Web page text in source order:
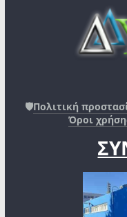
🛡️Πολιτική
Όροι